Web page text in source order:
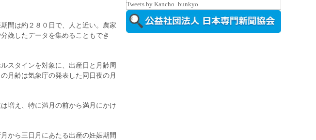
間は約２８０日で、人と近い。農家
娩したデータを集めることもでき
スタインを対象に、出産日と月齢周
月齢は気象庁の発表した同日夜の月
増え、特に満月の前から満月にかけ
から三日月にあたる出産の妊娠期間
京都大iCeMS等を視察した松本文部科学
大...
Tweets by Kancho_bunkyo